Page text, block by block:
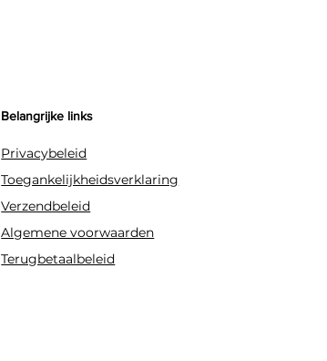
Belangrijke links
Privacybeleid
Toegankelijkheidsverklaring
Verzendbeleid
Algemene voorwaarden
Terugbetaalbeleid